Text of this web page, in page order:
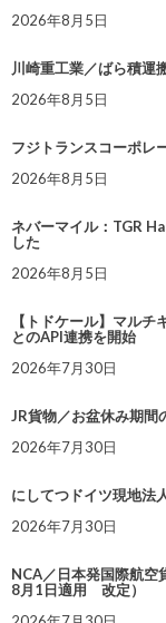
2026年8月5日
川崎重工業／ばら積運
2026年8月5日
フジトランスコーポレ
2026年8月5日
ネバーマイル：TGR
した
2026年8月5日
【トドケール】マル
とのAPI連携を開始
2026年7月30日
JR貨物／お盆休み期間
2026年7月30日
にしてつドイツ現地法
2026年7月30日
NCA／日本発国際航空
8月1日適用 改定）